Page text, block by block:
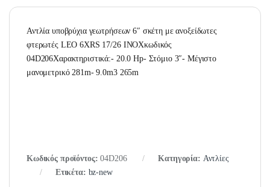
Αντλία υποβρύχια γεωτρήσεων 6″ σκέτη με ανοξείδωτες
φτερωτές LEO 6XRS 17/26 INOXκωδικός
04D206Χαρακτηριστικά:- 20.0 Hp- Στόμιο 3″- Μέγιστο
μανομετρικό 281m- 9.0m3 265m
Κωδικός προϊόντος:04D206 Κατηγορία: Αντλίες
Ετικέτα: bz-new